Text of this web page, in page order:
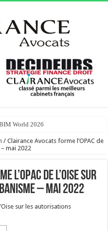
World 2026
2026 !
/ Clairance Avocats forme l’OPAC de
mai 2022
l’OPAC de l’Oise sur
– mai 2022
sur les autorisations